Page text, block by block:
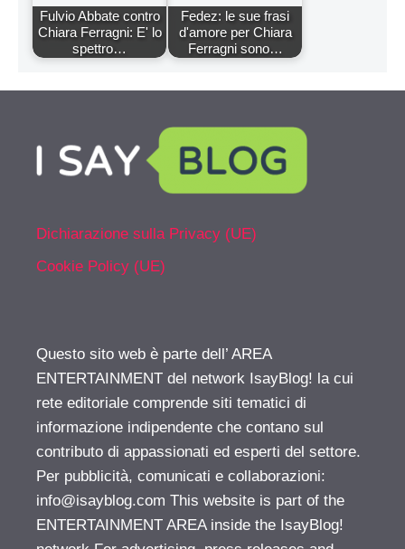
Fulvio Abbate contro
Chiara Ferragni: E' lo
spettro…
Fedez: le sue frasi
d'amore per Chiara
Ferragni sono…
Dichiarazione sulla Privacy (UE)
Cookie Policy (UE)
Questo sito web è parte dell’ AREA
ENTERTAINMENT del network IsayBlog! la cui
rete editoriale comprende siti tematici di
informazione indipendente che contano sul
contributo di appassionati ed esperti del settore.
Per pubblicità, comunicati e collaborazioni:
info@isayblog.com This website is part of the
ENTERTAINMENT AREA inside the IsayBlog!